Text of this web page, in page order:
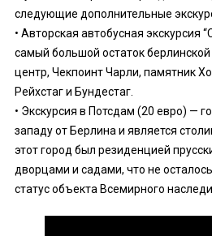
следующие дополнительные
• Авторская автобусная экскурсия
самый большой остаток
центр, Чекпоинт Чарли, памятник
Рейхстаг и Бундестаг.
• Экскурсия в Потсдам (20 евро) —
западу от Берлина и является
этот город был резиденцией
дворцами и садами, что не
статус объекта Всемирного